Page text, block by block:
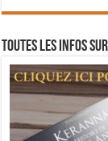
Toutes les infos